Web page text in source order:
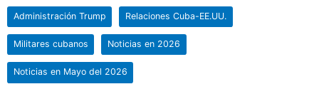
Administración Trump Relaciones Cuba-EE.UU.
Militares cubanos Noticias en 2026
Noticias en Mayo del 2026